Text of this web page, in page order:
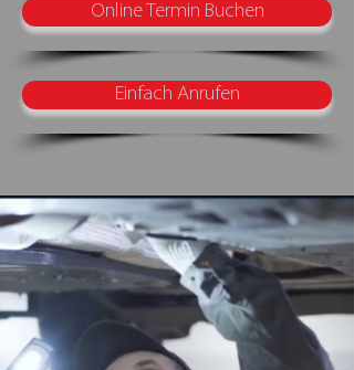
Online Termin Buchen
Einfach Anrufen